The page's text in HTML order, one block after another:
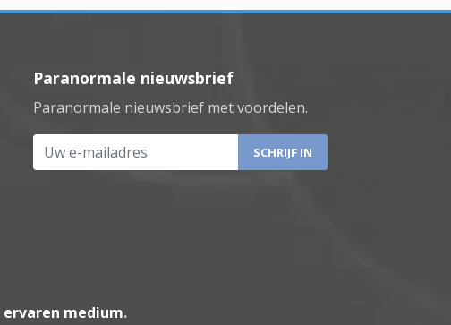
Paranormale nieuwsbrief
Paranormale nieuwsbrief met voordelen.
Uw e-mailadres
ervaren medium.